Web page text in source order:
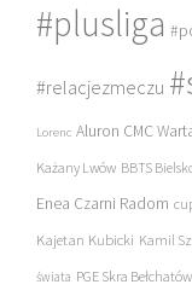
#plusliga
#relacjezmeczu
Lorenc Aluron CMC
Każany Lwów BBTS
Enea Czarni Radom
Kajetan Kubicki Kamil
świata PGE Skra Bełchatów